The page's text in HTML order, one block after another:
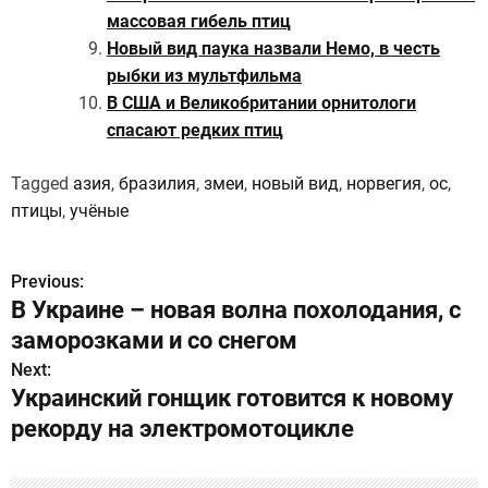
массовая гибель птиц
Новый вид паука назвали Немо, в честь
рыбки из мультфильма
В США и Великобритании орнитологи
спасают редких птиц
Tagged азия, бразилия, змеи, новый вид, норвегия, ос,
птицы, учёные
Н
а
в
и
Previous:
В Украине – новая волна похолодания, с
заморозками и со снегом
Next:
Украинский гонщик готовится к новому
рекорду на электромотоцикле